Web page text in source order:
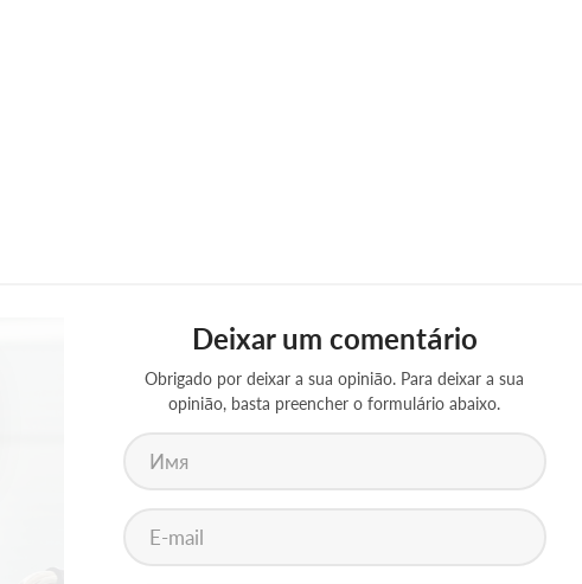
Deixar um comentário
Obrigado por deixar a sua opinião. Para deixar a sua
opinião, basta preencher o formulário abaixo.